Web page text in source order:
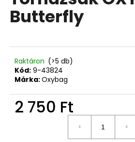
5-
ből
Butterfly
Raktáron (>5 db)
Kód: 9-43824
Márka:Oxybag
2 750 Ft
á
n
u